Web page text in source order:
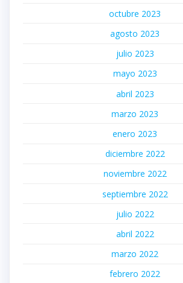
octubre 2023
agosto 2023
julio 2023
mayo 2023
abril 2023
marzo 2023
enero 2023
diciembre 2022
noviembre 2022
septiembre 2022
julio 2022
abril 2022
marzo 2022
febrero 2022